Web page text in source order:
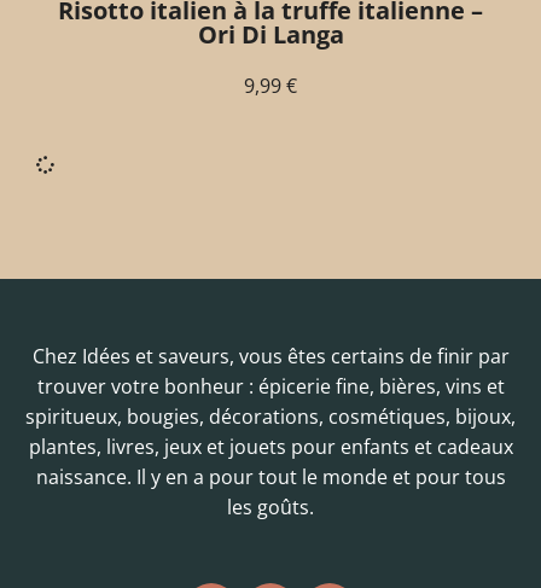
Risotto italien à la truffe italienne –
Ori Di Langa
9,99€
Chez Idées et saveurs, vous êtes certains de finir par
trouver votre bonheur : épicerie fine, bières, vins et
spiritueux, bougies, décorations, cosmétiques, bijoux,
plantes, livres, jeux et jouets pour enfants et cadeaux
naissance. Il y en a pour tout le monde et pour tous
les goûts.